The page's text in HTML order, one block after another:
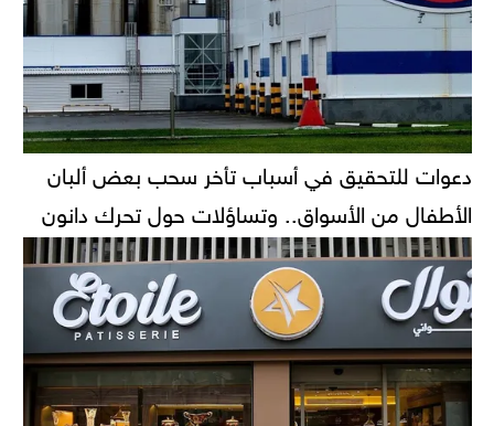
دعوات للتحقيق في أسباب تأخر سحب بعض ألبان
الأطفال من الأسواق.. وتساؤلات حول تحرك دانون